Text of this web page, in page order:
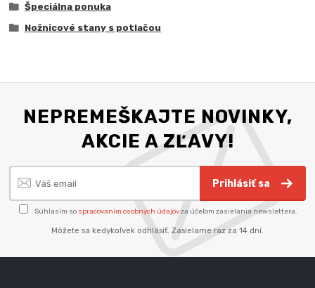
Špeciálna ponuka
Nožnicové stany s potlačou
NEPREMEŠKAJTE NOVINKY,
AKCIE A ZĽAVY!
Prihlásiť sa
Súhlasím so spracovaním osobných údajovza účelom zasielania newslettera.
Môžete sa kedykoľvek odhlásiť. Zasielame raz za 14 dní.